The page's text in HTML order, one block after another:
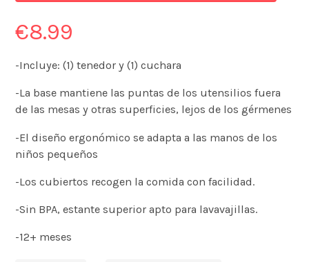
€8.99
-Incluye: (1) tenedor y (1) cuchara
-La base mantiene las puntas de los utensilios fuera
de las mesas y otras superficies, lejos de los gérmenes
-El diseño ergonómico se adapta a las manos de los
niños pequeños
-Los cubiertos recogen la comida con facilidad.
-Sin BPA, estante superior apto para lavavajillas.
-12+ meses